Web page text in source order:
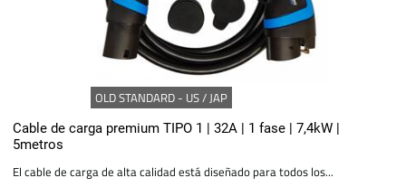
OLD STANDARD - US / JAP
Cable de carga premium TIPO 1 | 32A | 1 fase | 7,4kW |
5metros
El cable de carga de alta calidad está diseñado para todos los...